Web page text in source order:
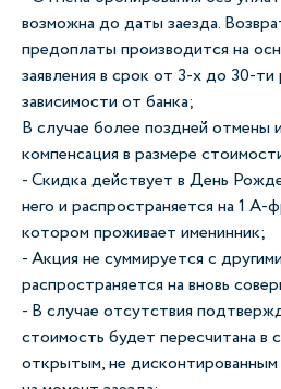
возможна до даты заезда.
предоплаты производится на
заявления в срок от 3-х до 30-ти
зависимости от банка;
В случае более поздней отмены
компенсация в размере
- Скидка действует в День
него и распространяется на 1 А-
котором проживает именинник;
- Акция не суммируется с
распространяется на вновь
- В случае отсутствия
стоимость будет пересчитана в
открытым, не